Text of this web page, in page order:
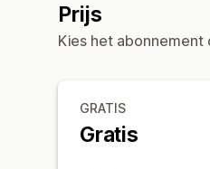
Prijs
Kies het
GRATIS
Gratis